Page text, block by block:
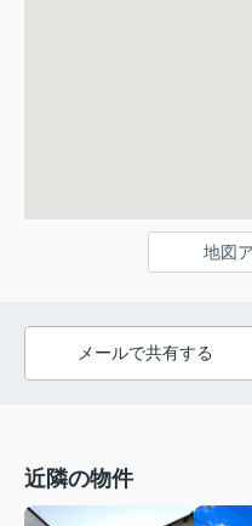
地図
メールで共有する
近隣の物件